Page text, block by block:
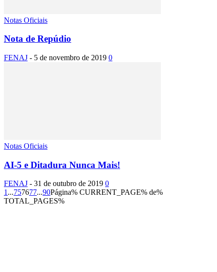
Notas Oficiais
Nota de Repúdio
FENAJ - 5 de novembro de 2019 0
Notas Oficiais
AI-5 e Ditadura Nunca Mais!
FENAJ - 31 de outubro de 2019 0
1...757677...90Página% CURRENT_PAGE% de%
TOTAL_PAGES%